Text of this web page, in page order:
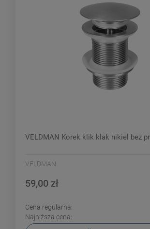
VELDMAN Korek klik klak nikiel bez
VELDMAN
59,00 zł
Cena regularna:
Najniższa cena: